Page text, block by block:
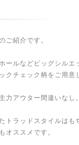
ご紹介です。
ールなどビッグシルエ
クチェック柄をご用意
力アウター間違いなし。
トラッドスタイルはも
オススメです。